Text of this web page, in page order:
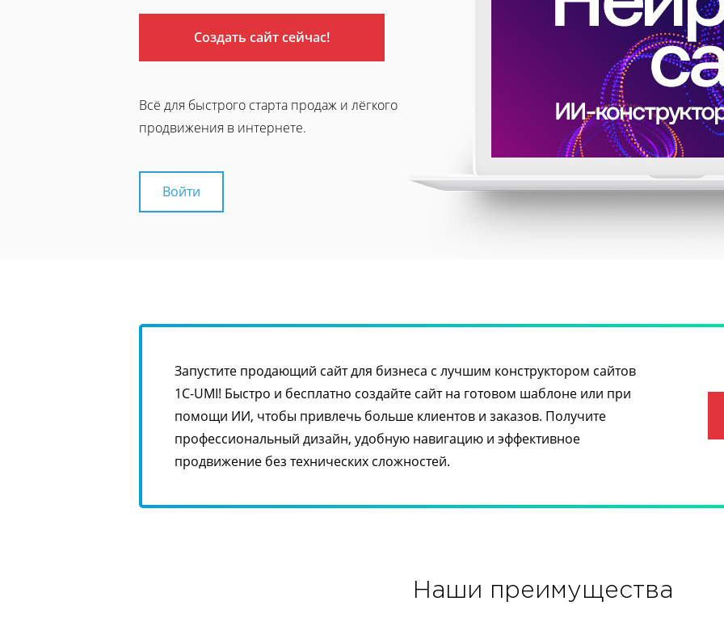
Создать сайт сейчас!
Всё для быстрого старта продаж и лёгкого
продвижения в интернете.
Войти
Запустите продающий сайт для бизнеса с лучшим конструктором сайтов
1С-UMI! Быстро и бесплатно создайте сайт на готовом шаблоне или при
помощи ИИ, чтобы привлечь больше клиентов и заказов. Получите
профессиональный дизайн, удобную навигацию и эффективное
продвижение без технических сложностей.
Наши преимущества